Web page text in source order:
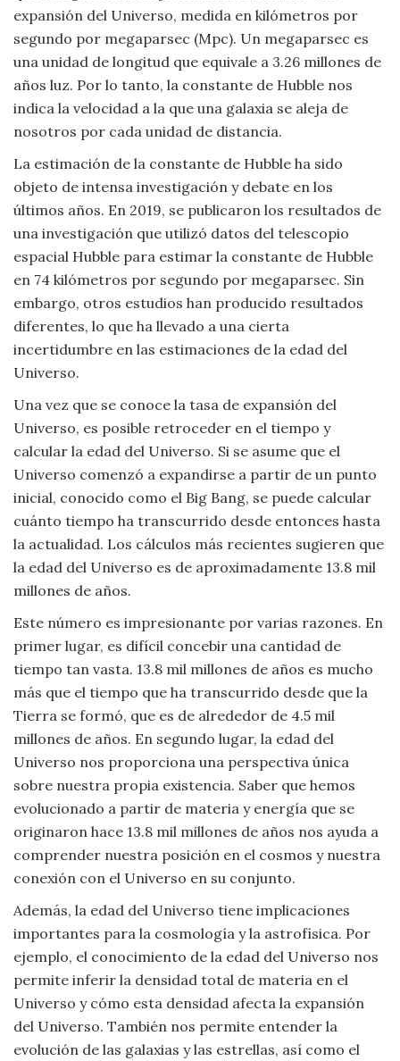
expansión del Universo, medida en kilómetros por
segundo por megaparsec (Mpc). Un megaparsec es
una unidad de longitud que equivale a 3.26 millones de
años luz. Por lo tanto, la constante de Hubble nos
indica la velocidad a la que una galaxia se aleja de
nosotros por cada unidad de distancia.
La estimación de la constante de Hubble ha sido
objeto de intensa investigación y debate en los
últimos años. En 2019, se publicaron los resultados de
una investigación que utilizó datos del telescopio
espacial Hubble para estimar la constante de Hubble
en 74 kilómetros por segundo por megaparsec. Sin
embargo, otros estudios han producido resultados
diferentes, lo que ha llevado a una cierta
incertidumbre en las estimaciones de la edad del
Universo.
Una vez que se conoce la tasa de expansión del
Universo, es posible retroceder en el tiempo y
calcular la edad del Universo. Si se asume que el
Universo comenzó a expandirse a partir de un punto
inicial, conocido como el Big Bang, se puede calcular
cuánto tiempo ha transcurrido desde entonces hasta
la actualidad. Los cálculos más recientes sugieren que
la edad del Universo es de aproximadamente 13.8 mil
millones de años.
Este número es impresionante por varias razones. En
primer lugar, es difícil concebir una cantidad de
tiempo tan vasta. 13.8 mil millones de años es mucho
más que el tiempo que ha transcurrido desde que la
Tierra se formó, que es de alrededor de 4.5 mil
millones de años. En segundo lugar, la edad del
Universo nos proporciona una perspectiva única
sobre nuestra propia existencia. Saber que hemos
evolucionado a partir de materia y energía que se
originaron hace 13.8 mil millones de años nos ayuda a
comprender nuestra posición en el cosmos y nuestra
conexión con el Universo en su conjunto.
Además, la edad del Universo tiene implicaciones
importantes para la cosmología y la astrofísica. Por
ejemplo, el conocimiento de la edad del Universo nos
permite inferir la densidad total de materia en el
Universo y cómo esta densidad afecta la expansión
del Universo. También nos permite entender la
evolución de las galaxias y las estrellas, así como el